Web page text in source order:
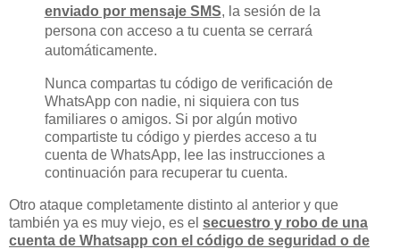
enviado por mensaje SMS, la sesión de la
persona con acceso a tu cuenta se cerrará
automáticamente.
Nunca compartas tu código de verificación de
WhatsApp con nadie, ni siquiera con tus
familiares o amigos. Si por algún motivo
compartiste tu código y pierdes acceso a tu
cuenta de WhatsApp, lee las instrucciones a
continuación para recuperar tu cuenta.
Otro ataque completamente distinto al anterior y que
también ya es muy viejo, es el secuestro y robo de una
cuenta de Whatsapp con el código de seguridad o de